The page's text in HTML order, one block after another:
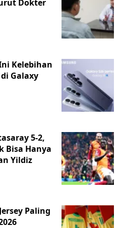
Dokter
Kelebihan
Galaxy
5-2,
Bisa Hanya
Yildiz
Paling